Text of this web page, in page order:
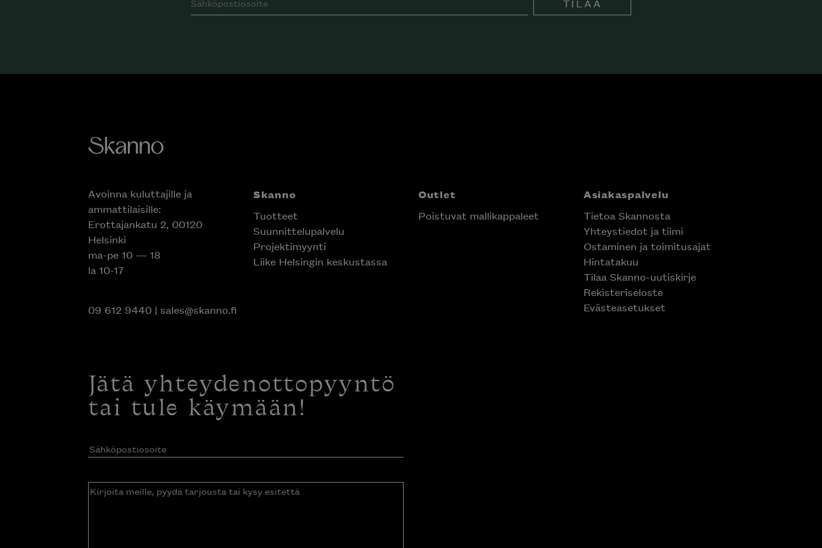
TILAA
Avoinna kuluttajille ja
ammattilaisille:
Erottajankatu 2, 00120
Helsinki
ma-pe 10 — 18
la 10-17
09 612 9440| sales@skanno.fi
Skanno
Tuotteet
Suunnittelupalvelu
Projektimyynti
Liike Helsingin keskustassa
Outlet
Poistuvat mallikappaleet
Asiakaspalvelu
Tietoa Skannosta
Yhteystiedot ja tiimi
Ostaminen ja toimitusajat
Hintatakuu
Tilaa Skanno-uutiskirje
Rekisteriseloste
Evästeasetukset
Jätä yhteydenottopyyntö
tai tule käymään!
Sähköpostiosoite(Pakollinen)
Kirjoita